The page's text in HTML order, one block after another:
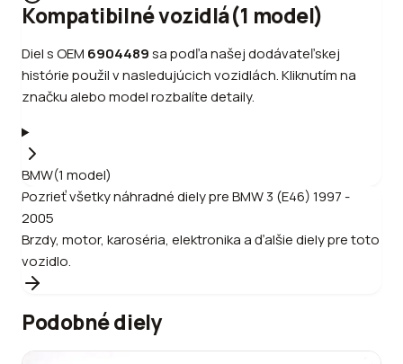
Kompatibilné vozidlá(1 model)
Diel s OEM 6904489sa podľa našej dodávateľskej
histórie použil v nasledujúcich vozidlách. Kliknutím na
značku alebo model rozbalíte detaily.
BMW(1 model)
Pozrieť všetky náhradné diely preBMW3 (E46) 1997 -
2005
Brzdy, motor, karoséria, elektronika a ďalšie diely pre toto
vozidlo.
Podobné diely